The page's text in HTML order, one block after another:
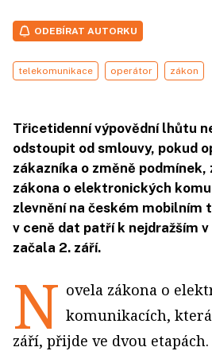
ODEBÍRAT AUTORKU
telekomunikace operátor zákon
Třicetidenní výpovědní lhůtu
odstoupit od smlouvy, pokud
zákazníka o změně podmínek,
zákona o elektronických
zlevnění na českém mobilním
v ceně dat patří k nejdražším
začala 2. září.
N ovela zákona o
komunikacích,
září, přijde ve dvou